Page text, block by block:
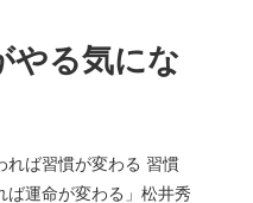
やる気にな
れば習慣が変わる 習慣
ば運命が変わる」松井秀